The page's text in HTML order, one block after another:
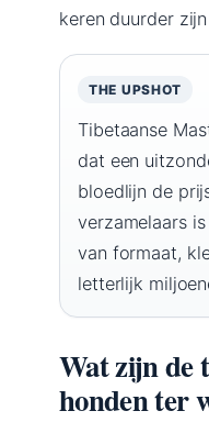
keren duurder
THE UPSHOT
Tibetaanse
dat een
bloedlijn de
verzamelaars
van formaat,
letterlijk
Wat zijn de
honden ter